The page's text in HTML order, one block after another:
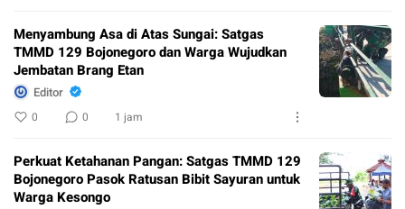
Menyambung Asa di Atas Sungai: Satgas
TMMD 129 Bojonegoro dan Warga Wujudkan
Jembatan Brang Etan
Editor
0 0 1 jam
Perkuat Ketahanan Pangan: Satgas TMMD 129
Bojonegoro Pasok Ratusan Bibit Sayuran untuk
Warga Kesongo